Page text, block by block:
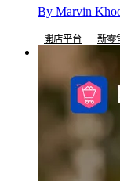
By Marvin
開店平台 新零